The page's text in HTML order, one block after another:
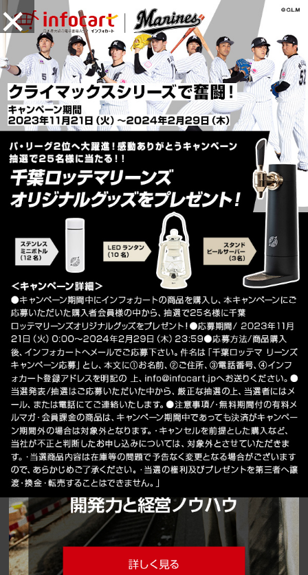
新規会員登録（無料） アカウントサービス ▼ MENU
お問い合わせ先はこちらから
インフォカートを知る
×